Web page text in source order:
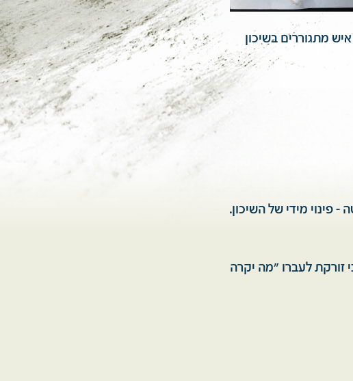
מתגוררים בשיכון
מידי של השיכון.
זורקת לעברו "מה יקרה